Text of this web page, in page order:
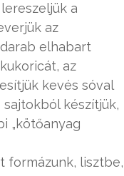
a
az
elhabart
az
kevés sóval
készítjük,
„kötőanyag
formázunk, lisztbe,